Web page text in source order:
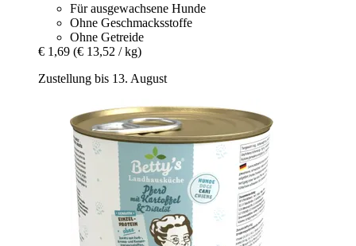
Für ausgewachsene Hunde
Ohne Geschmacksstoffe
Ohne Getreide
€ 1,69 (€ 13,52 / kg)
Zustellung bis 13. August